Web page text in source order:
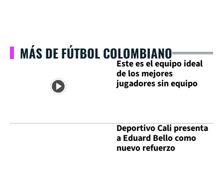
MÁS DE FÚTBOL COLOMBIANO
Este es el equipo ideal
de los mejores
jugadores sin equipo
Deportivo Cali presenta
a Eduard Bello como
nuevo refuerzo